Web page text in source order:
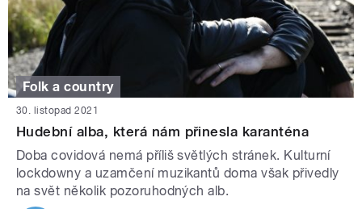
Folk a country
30. listopad 2021
Hudební alba, která nám přinesla karanténa
Doba covidová nemá příliš světlých stránek. Kulturní
lockdowny a uzamčení muzikantů doma však přivedly
na svět několik pozoruhodných alb.